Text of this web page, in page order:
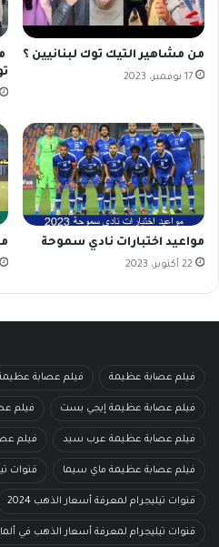
من مشاهير التيك توك لبنانيين ؟
17 نوفمبر، 2023
مواعيد اختبارات نادي سموحة
22 أكتوبر، 2023
فيلم عصابة عظيمة فيلم عصابة
فيلم عصابة عظيمة إيجي بست فيلم
فيلم عصابة عظيمة عرب سيد فيلم
فيلم عصابة عظيمة ماي سيما قنوات
قنوات تيليجرام لمعرفة أسعار الذهب 2024
قنوات تيليجرام لمعرفة أسعار الذهب في